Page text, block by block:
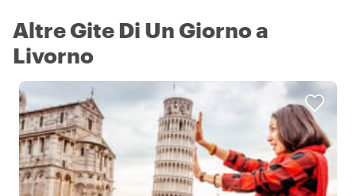
Altre Gite Di Un Giorno a
Livorno